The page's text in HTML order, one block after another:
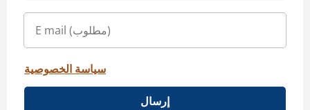
سياسة الخصوصية
إرسال